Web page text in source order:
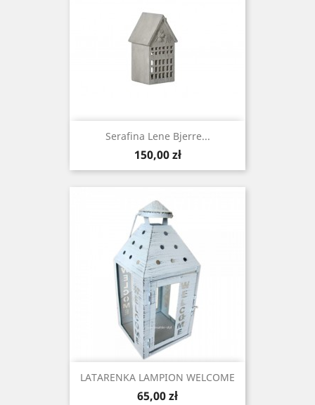
Serafina Lene Bjerre...
Cena
150,00 zł
LATARENKA LAMPION WELCOME
Cena
65,00 zł